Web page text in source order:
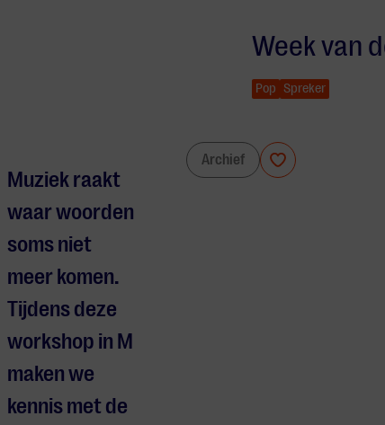
Week van
Pop Spreker
Archief
Muziek raakt
waar woorden
soms niet
meer komen.
Tijdens deze
workshop in M
maken we
kennis met de